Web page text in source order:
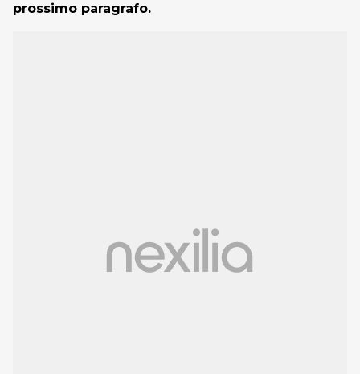
prossimo paragrafo.